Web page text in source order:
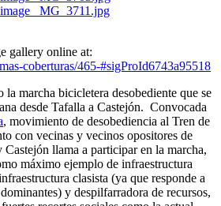
gallery online at:
coberturas/465-#sigProId6743a95518
la marcha bicicletera desobediente que se
desde Tafalla a Castejón. Convocada
, movimiento de desobediencia al Tren de
con vecinas y vecinos opositores de
llama a participar en la marcha,
máximo ejemplo de infraestructura
clasista (ya que responde a
y despilfarradora de recursos,